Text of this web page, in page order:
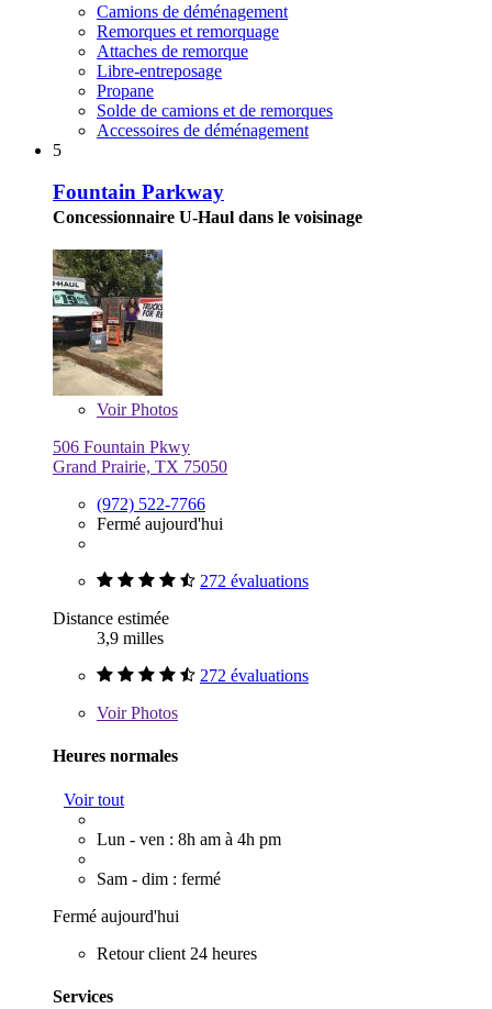
Camions de déménagement
Remorques et remorquage
Attaches de remorque
Libre-entreposage
Propane
Solde de camions et de remorques
Accessoires de déménagement
5
Fountain Parkway
Concessionnaire U-Haul dans le voisinage
VoirPhotos
506 Fountain Pkwy
Grand Prairie, TX 75050
(972) 522-7766
Fermé aujourd'hui
272 évaluations
Distance estimée
3,9 milles
272 évaluations
VoirPhotos
Heures normales
Voir tout
Lun - ven : 8h am à 4h pm
Sam - dim : fermé
Fermé aujourd'hui
Retour client 24 heures
Services